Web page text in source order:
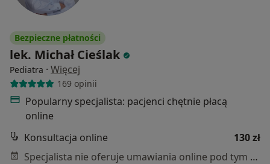
Bezpieczne płatności
lek. Michał Cieślak
Pediatra · Więcej
169 opinii
Popularny specjalista: pacjenci chętnie płacą
online
Konsultacja online
130 zł
Specjalista nie oferuje umawiania online pod tym adresem.